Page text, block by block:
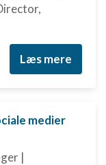
Læs mere
medier
|